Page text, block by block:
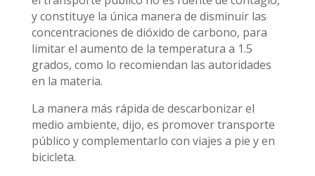
y constituye la única manera de disminuir las
concentraciones de dióxido de carbono, para
limitar el aumento de la temperatura a 1.5
grados, como lo recomiendan las autoridades
en la materia.
La manera más rápida de descarbonizar el
medio ambiente, dijo, es promover transporte
público y complementarlo con viajes a pie y en
bicicleta.